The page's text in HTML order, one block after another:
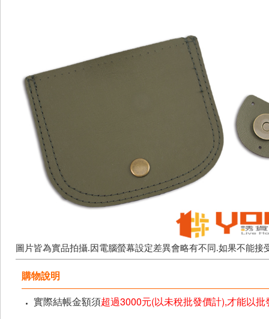
圖片皆為實品拍攝.因電腦螢幕設定差異會略有不同.如果不能
購物說明
實際結帳金額須超過3000元(以未稅批發價計),才能以批